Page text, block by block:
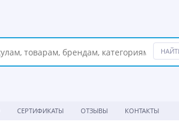
СЕРТИФИКАТЫ ОТЗЫВЫ КОНТАКТЫ